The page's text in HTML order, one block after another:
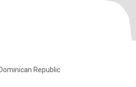
Republic